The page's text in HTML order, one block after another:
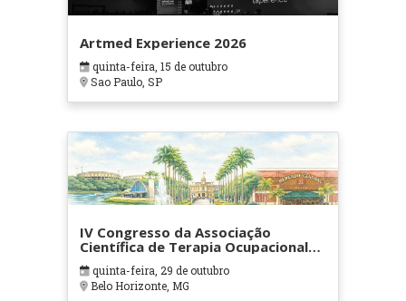
Artmed Experience 2026
quinta-feira, 15 de outubro
Sao Paulo, SP
IV Congresso da Associação
Científica de Terapia Ocupacional
em Contextos Hospitalares e
Cuidados Paliativos - ATOHOSP
quinta-feira, 29 de outubro
Belo Horizonte, MG